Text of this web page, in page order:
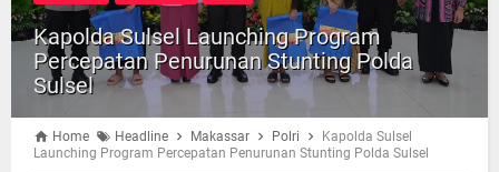
Kapolda Sulsel Launching Program
Percepatan Penurunan Stunting Polda
Sulsel
Home Headline Makassar Polri
Kapolda Sulsel
Launching Program Percepatan Penurunan Stunting Polda Sulsel